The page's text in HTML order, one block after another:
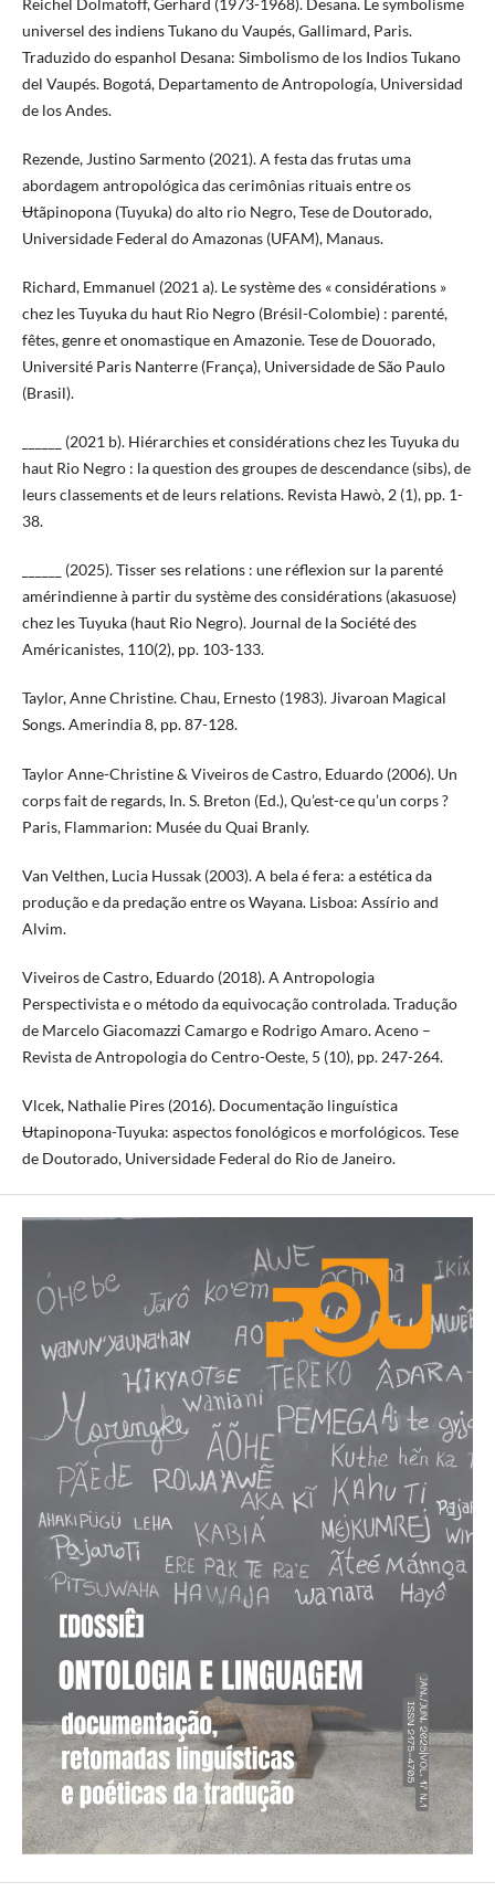
Reichel Dolmatoff, Gerhard (1973-1968). Desana. Le symbolisme
universel des indiens Tukano du Vaupés, Gallimard, Paris.
Traduzido do espanhol Desana: Simbolismo de los Indios Tukano
del Vaupés. Bogotá, Departamento de Antropología, Universidad
de los Andes.
Rezende, Justino Sarmento (2021). A festa das frutas uma
abordagem antropológica das cerimônias rituais entre os
Ʉtãpinopona (Tuyuka) do alto rio Negro, Tese de Doutorado,
Universidade Federal do Amazonas (UFAM), Manaus.
Richard, Emmanuel (2021 a). Le système des « considérations »
chez les Tuyuka du haut Rio Negro (Brésil-Colombie) : parenté,
fêtes, genre et onomastique en Amazonie. Tese de Douorado,
Université Paris Nanterre (França), Universidade de São Paulo
(Brasil).
______ (2021 b). Hiérarchies et considérations chez les Tuyuka du
haut Rio Negro : la question des groupes de descendance (sibs), de
leurs classements et de leurs relations. Revista Hawò, 2 (1), pp. 1-
38.
______ (2025). Tisser ses relations : une réflexion sur la parenté
amérindienne à partir du système des considérations (akasuose)
chez les Tuyuka (haut Rio Negro). Journal de la Société des
Américanistes, 110(2), pp. 103-133.
Taylor, Anne Christine. Chau, Ernesto (1983). Jivaroan Magical
Songs. Amerindia 8, pp. 87-128.
Taylor Anne-Christine & Viveiros de Castro, Eduardo (2006). Un
corps fait de regards, In. S. Breton (Ed.), Qu’est-ce qu’un corps ?
Paris, Flammarion: Musée du Quai Branly.
Van Velthen, Lucia Hussak (2003). A bela é fera: a estética da
produção e da predação entre os Wayana. Lisboa: Assírio and
Alvim.
Viveiros de Castro, Eduardo (2018). A Antropologia
Perspectivista e o método da equivocação controlada. Tradução
de Marcelo Giacomazzi Camargo e Rodrigo Amaro. Aceno –
Revista de Antropologia do Centro-Oeste, 5 (10), pp. 247-264.
Vlcek, Nathalie Pires (2016). Documentação linguística
Ʉtapinopona-Tuyuka: aspectos fonológicos e morfológicos. Tese
de Doutorado, Universidade Federal do Rio de Janeiro.